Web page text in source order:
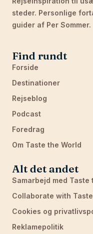
steder. Personlige
guider af Per Sommer.
Find rundt
Forside
Destinationer
Rejseblog
Podcast
Foredrag
Om Taste the World
Alt det andet
Samarbejd med Taste
Collaborate with
Cookies og
Reklamepolitik